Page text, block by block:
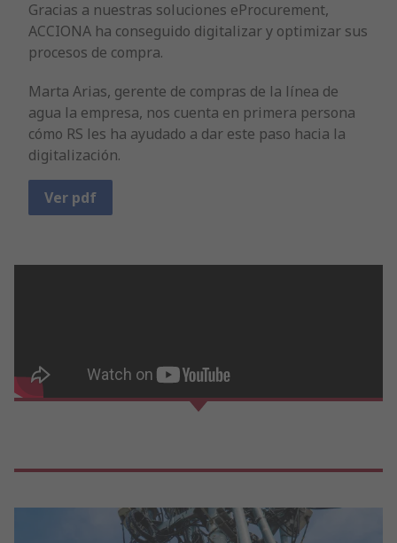
Gracias a nuestras soluciones eProcurement,
ACCIONA ha conseguido digitalizar y optimizar sus
procesos de compra.
Marta Arias, gerente de compras de la línea de
agua la empresa, nos cuenta en primera persona
cómo RS les ha ayudado a dar este paso hacia la
digitalización.
Ver pdf